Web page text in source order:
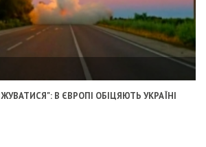
В ЄВРОПІ ОБІЦЯЮТЬ УКРАЇНІ